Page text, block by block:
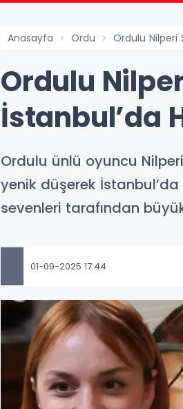
Anasayfa Ordu Ordulu Nilperi
Ordulu
İstanbul’da
Ordulu ünlü oyuncu
yenik düşerek
sevenleri tarafından
01-09-2025 17:44